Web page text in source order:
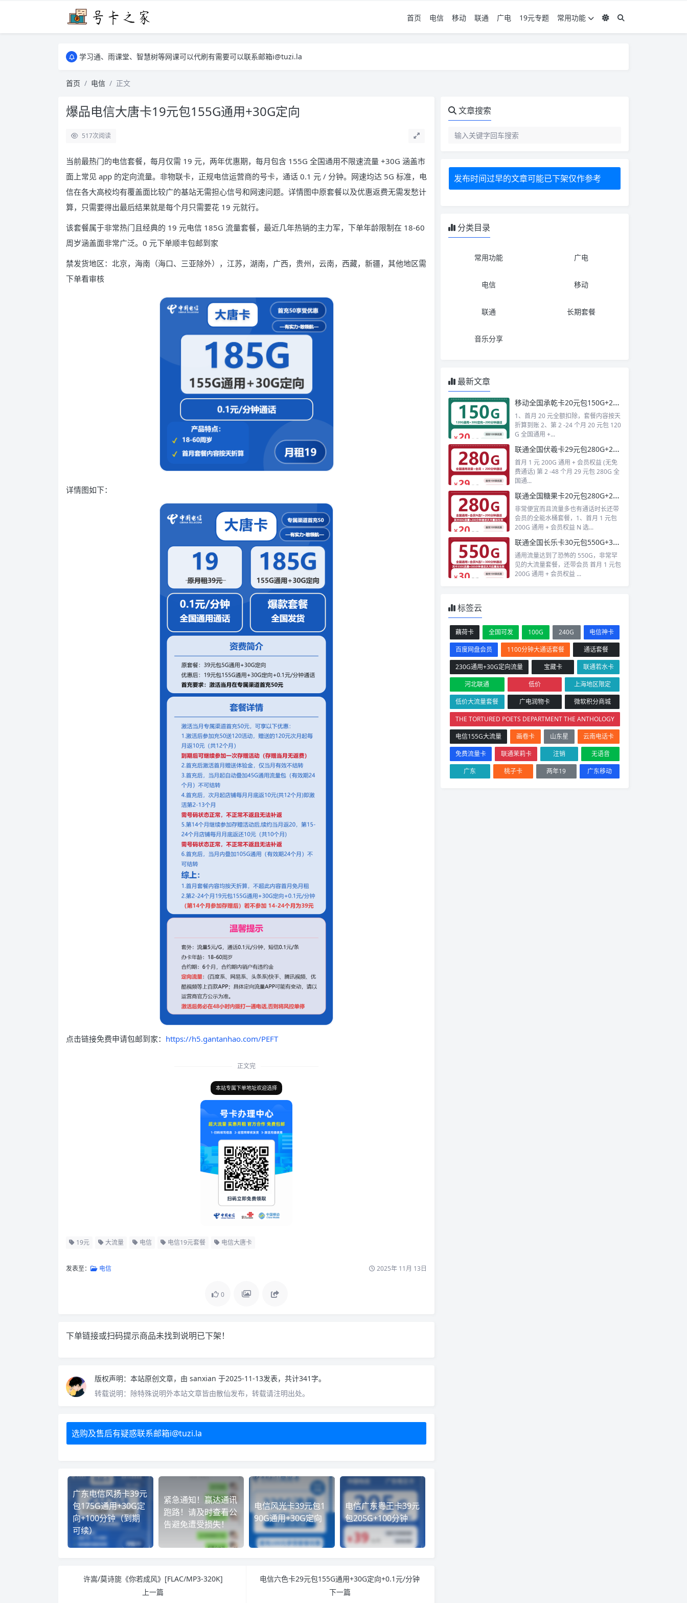
首页 电信 移动 联通 广电 19元专题
常用功能
学习通、雨课堂、智慧树等网课可以代刷有需要可以联系邮箱i@tuzi.la
学习通、雨课堂、智慧树等网课可以代刷有需要可以联系邮箱i@tuzi.la
首页
电信 正文
爆品电信大唐卡19元包155G通用+30G定向
517次阅读
当前最热门的电信套餐，每月仅需 19 元，两年优惠期，每月包含 155G 全国通用不限速流量 +30G 涵盖市
面上常见 app 的定向流量。非物联卡，正规电信运营商的号卡，通话 0.1 元 / 分钟。网速均达 5G 标准，电
信在各大高校均有覆盖面比较广的基站无需担心信号和网速问题。详情图中原套餐以及优惠返费无需发愁计
算，只需要得出最后结果就是每个月只需要花 19 元就行。
该套餐属于非常热门且经典的 19 元电信 185G 流量套餐，最近几年热销的主力军，下单年龄限制在 18-60
周岁涵盖面非常广泛。0 元下单顺丰包邮到家
禁发货地区：北京，海南（海口、三亚除外），江苏，湖南，广西，贵州，云南，西藏，新疆，其他地区需
下单看审核
详情图如下：
点击链接免费申请包邮到家： https://h5.gantanhao.com/PEFT
正文完
本站专属下单地址欢迎选择
19元 大流量 电信 电信19元套餐 电信大唐卡
发表至： 电信 2025年 11月 13日
0
下单链接或扫码提示商品未找到说明已下架！
版权声明： 本站原创文章，由 sanxian 于2025-11-13发表，共计341字。
转载说明： 除特殊说明外本站文章皆由散仙发布，转载请注明出处。
选购及售后有疑惑联系邮箱i@tuzi.la
广东电信风扬卡39元
包175G通用+30G定
向+100分钟（到期
可续）
紧急通知！赢达通讯
跑路！请及时查看公
告避免遭受损失！
电信风光卡39元包1
90G通用+30G定向
电信广东粤王卡39元
包205G+100分钟
许嵩/莫诗旎《你若成风》[FLAC/MP3-320K]
上一篇
电信六色卡29元包155G通用+30G定向+0.1元/分钟
下一篇
文章搜索
发布时间过早的文章可能已下架仅作参考
分类目录
常用功能 广电
电信 移动
联通 长期套餐
音乐分享
最新文章
移动全国承乾卡20元包150G+200分钟+会员
1、首月 20 元全额扣除，套餐内容按天
折算到账 2、第 2 -24 个月 20 元包 120
G 全国通用 +...
联通全国伏羲卡29元包280G+200分钟+会员
首月 1 元 200G 通用 + 会员权益 (无免
费通话) 第 2 -48 个月 29 元包 280G 全
国通...
联通全国糖果卡20元包280G+200分钟+会员
非常便宜而且流量多也有通话时长还带
会员的全能水桶套餐，1、首月 1 元包
200G 通用 + 会员权益 N 选...
联通全国长乐卡30元包550G+300分钟+会员
通用流量达到了恐怖的 550G，非常罕
见的大流量套餐，还带会员 首月 1 元包
200G 通用 + 会员权益 ...
标签云
藕荷卡 全国可发 100G 240G
电信神卡
百度网盘会员
1100分钟大通话套餐
通话套餐
230G通用+30G定向流量
宝藏卡
联通若水卡
河北联通
低价
上海地区限定
低价大流量套餐
广电润物卡
微软积分商城
THE TORTURED POETS DEPARTMENT THE ANTHOLOGY
电信155G大流量
画卷卡 山东星
云南电话卡
免费流量卡
联通茉莉卡 注销
无语音
广东
桃子卡 两年19 广东移动